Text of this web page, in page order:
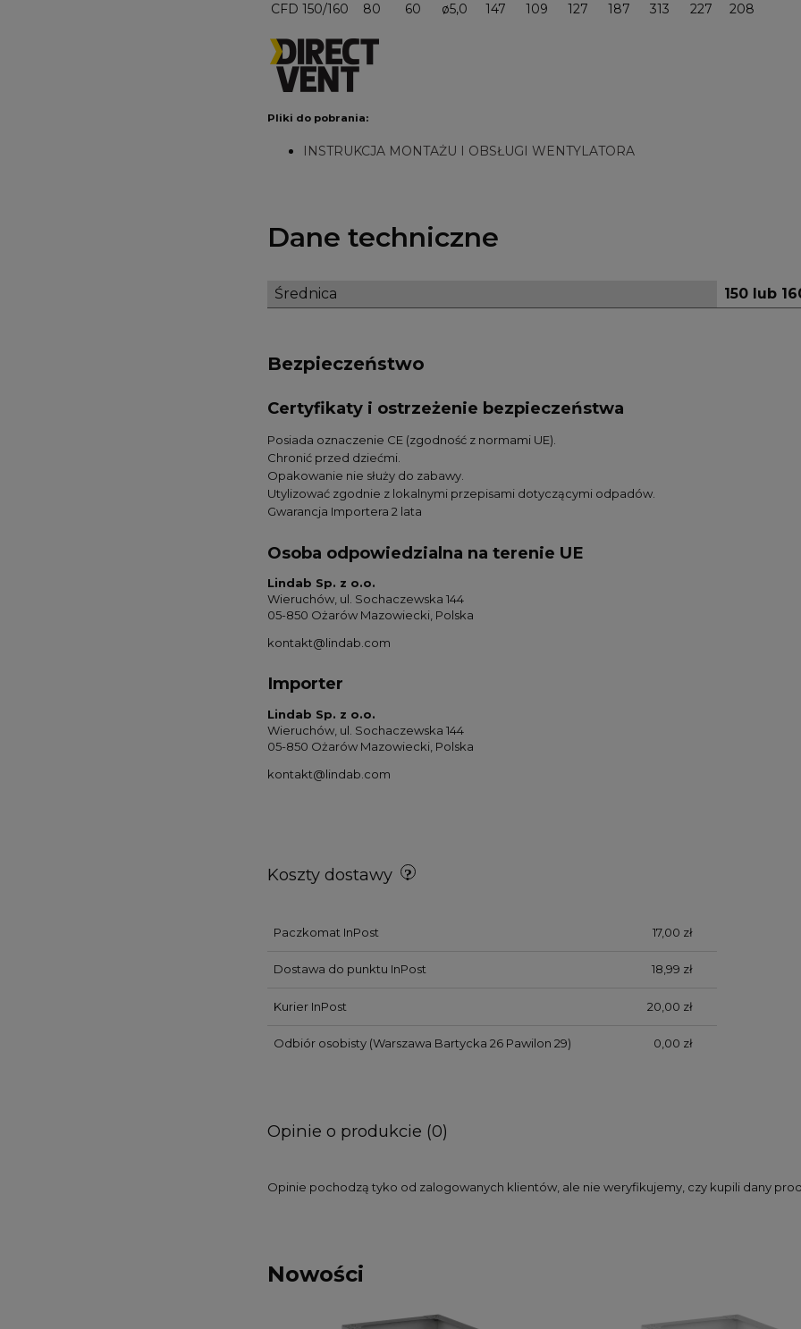
CFD 150/160
80 60 ø5,0 147 109 127 187 313 227 208
Pliki do pobrania:
INSTRUKCJA MONTAŻU I OBSŁUGI WENTYLATORA
Dane techniczne
Średnica 150 lub
Bezpieczeństwo
Certyfikaty i ostrzeżenie bezpieczeństwa
Posiada oznaczenie CE (zgodność z normami UE).
Chronić przed dziećmi.
Opakowanie nie służy do zabawy.
Utylizować zgodnie z lokalnymi przepisami dotyczącymi odpadów.
Gwarancja Importera 2 lata
Osoba odpowiedzialna na terenie UE
Lindab Sp. z o.o.
Wieruchów, ul. Sochaczewska 144
05-850 Ożarów Mazowiecki, Polska
kontakt@lindab.com
Importer
Lindab Sp. z o.o.
Wieruchów, ul. Sochaczewska 144
05-850 Ożarów Mazowiecki, Polska
kontakt@lindab.com
Koszty dostawy
Paczkomat InPost 17,00 zł
Dostawa do punktu InPost 18,99 zł
Kurier InPost 20,00 zł
Odbiór osobisty(Warszawa Bartycka 26 Pawilon 29) 0,00 zł
Opinie o produkcie (0)
Opinie pochodzą tyko od zalogowanych klientów, ale nie weryfikujemy, czy kupili dany
Nowości